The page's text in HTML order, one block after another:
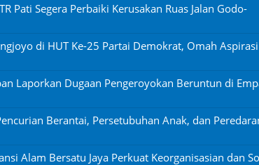
Pati Segera Perbaiki Kerusakan Ruas Jalan Godo-
di HUT Ke-25 Partai Demokrat, Omah
Laporkan Dugaan Pengeroyokan Beruntun di
Berantai, Persetubuhan Anak, dan
Alam Bersatu Jaya Perkuat Keorganisasian dan